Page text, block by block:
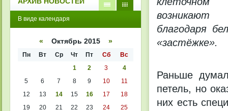
возникают
благодаря
«застёжке».
Раньше
петель, но
них есть
кален
списк
В виде календаря
« Октябрь 2015 »
Пн Вт Ср Чт Пт Сб
Вс
1
2 3
4
5
6 7 8 9 10
11
12
13 14 15 16 17
18
19
20 21 22 23 24 25